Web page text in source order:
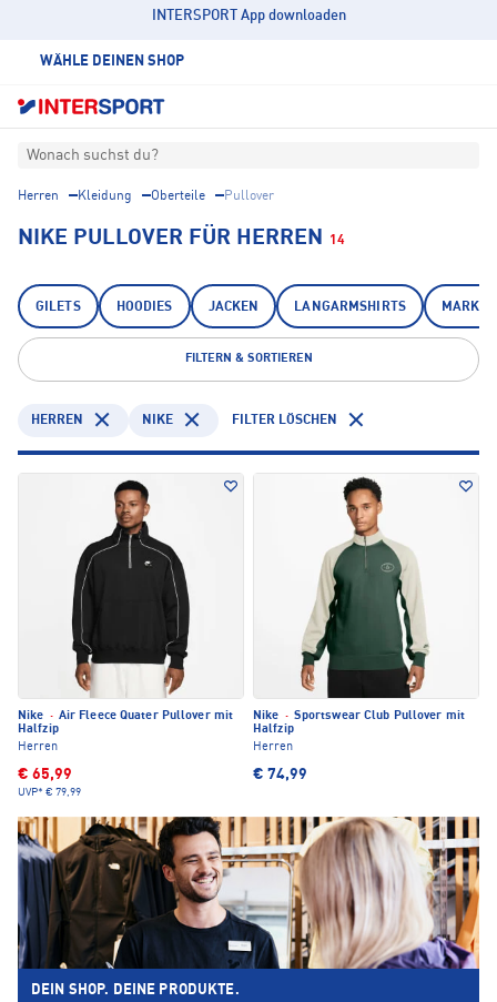
INTERSPORT App downloaden
WÄHLE DEINEN SHOP
Wonach suchst du?
Herren Kleidung Oberteile Pullover
NIKE PULLOVER FÜR HERREN 14
GILETS HOODIES JACKEN LANGARMSHIRTS
FILTERN & SORTIEREN
HERREN NIKE FILTER LÖSCHEN
Nike · Air Fleece Quater Pullover mit
Halfzip
Herren
€ 65,99
UVP* € 79,99
Nike · Sportswear Club Pullover mit
Halfzip
Herren
€ 74,99
DEIN SHOP. DEINE PRODUKTE.